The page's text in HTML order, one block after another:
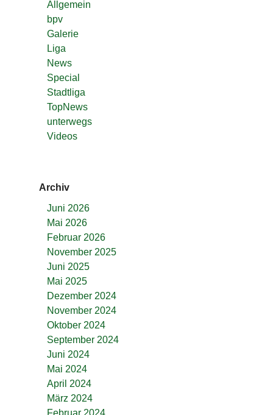
Allgemein
bpv
Galerie
Liga
News
Special
Stadtliga
TopNews
unterwegs
Videos
Archiv
Juni 2026
Mai 2026
Februar 2026
November 2025
Juni 2025
Mai 2025
Dezember 2024
November 2024
Oktober 2024
September 2024
Juni 2024
Mai 2024
April 2024
März 2024
Februar 2024